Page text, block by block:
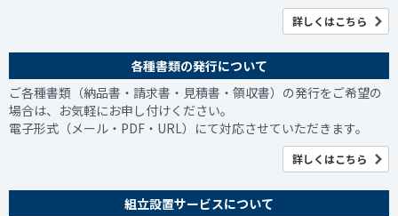
詳しくはこちら
各種書類の発行について
ご各種書類（納品書・請求書・見積書・領収書）の発行をご希望の
場合は、お気軽にお申し付けください。
電子形式（メール・PDF・URL）にて対応させていただきます。
詳しくはこちら
組立設置サービスについて